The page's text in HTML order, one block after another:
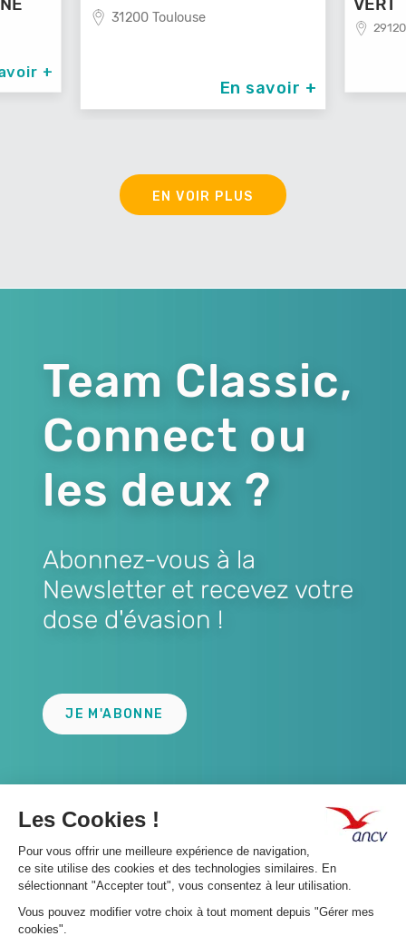
31200 Toulouse
En savoir +
29120 Plomeur
EN VOIR PLUS
Team Classic,
Connect ou
les deux ?
Abonnez-vous à la
Newsletter et recevez votre
dose d'évasion !
JE M'ABONNE
A propos 👇